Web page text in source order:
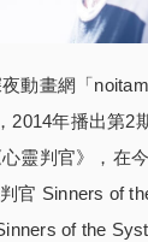
動畫網「
2014年播出第2
靈判官》，在
官 Sinners of
of the